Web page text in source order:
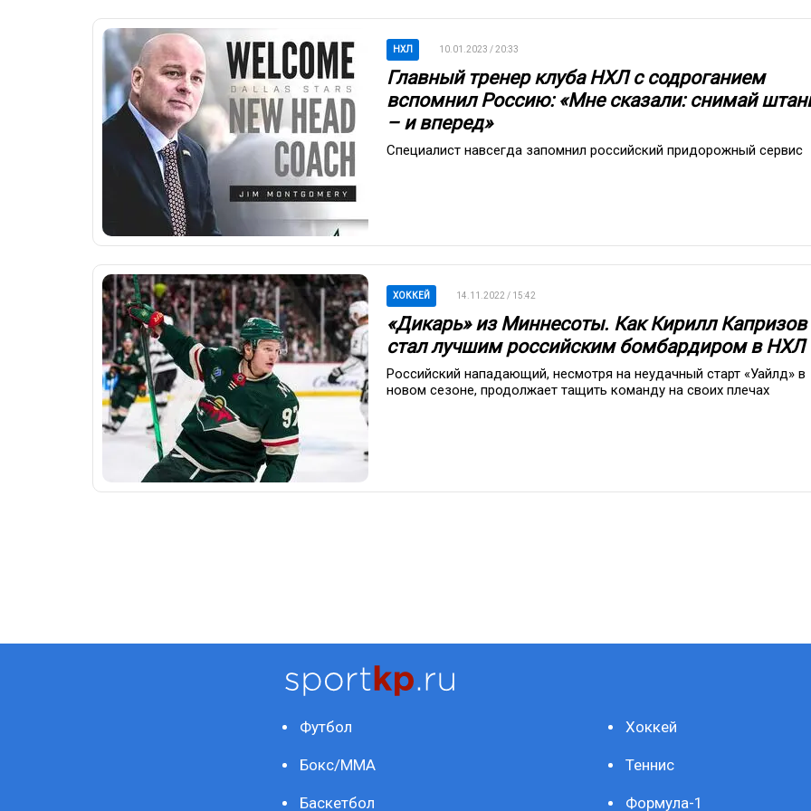
НХЛ 10.01.2023 / 20:33
Главный тренер клуба НХЛ с содроганием
вспомнил Россию: «Мне сказали: снимай
– и вперед»
Специалист навсегда запомнил российский придорожный сервис
ХОККЕЙ 14.11.2022 / 15:42
«Дикарь» из Миннесоты. Как Кирилл Капризов
стал лучшим российским бомбардиром в НХЛ
Российский нападающий, несмотря на неудачный старт «Уайлд» в
новом сезоне, продолжает тащить команду на своих плечах
Футбол Хоккей
Бокс/ММА Теннис
Баскетбол Формула-1